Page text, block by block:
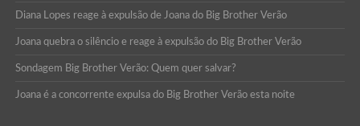
Diana Lopes reage à expulsão de Joana do Big Brother Verão
Joana quebra o silêncio e reage à expulsão do Big Brother Verão
Sondagem Big Brother Verão: Quem quer salvar?
Joana é a concorrente expulsa do Big Brother Verão esta noite